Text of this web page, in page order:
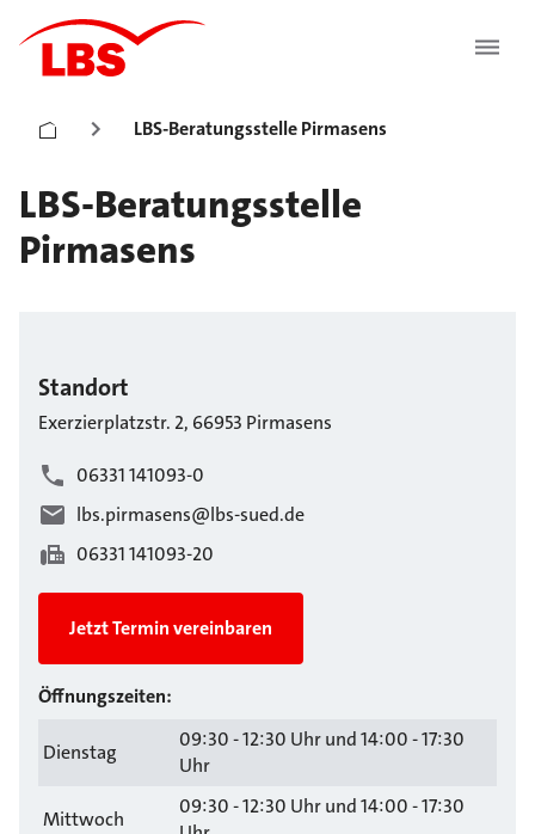
LBS-Beratungsstelle Pirmasens
LBS-Beratungsstelle
Pirmasens
Standort
Exerzierplatzstr. 2, 66953 Pirmasens
06331 141093-0
lbs.pirmasens@lbs-sued.de
06331 141093-20
Jetzt Termin vereinbaren
Öffnungszeiten:
Dienstag
09:30 - 12:30 Uhr und 14:00 - 17:30
Uhr
Mittwoch
09:30 - 12:30 Uhr und 14:00 - 17:30